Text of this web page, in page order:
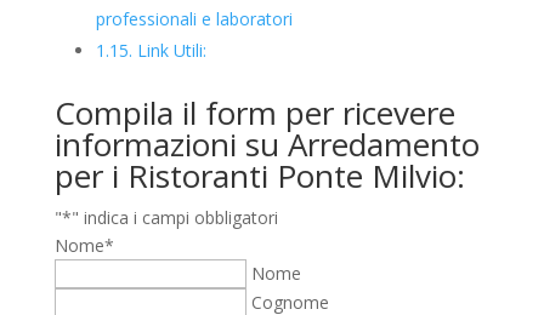
professionali e laboratori
1.15. Link Utili:
Compila il form per ricevere
informazioni su Arredamento
per i Ristoranti Ponte Milvio:
"*" indica i campi obbligatori
Nome*
Nome
Cognome